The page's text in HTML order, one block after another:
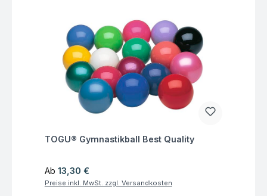
Fragen zum Artikel
TOGU® Gymnastikball Best Quality
Regulärer Preis:
Ab 13,30 €
Preise inkl. MwSt. zzgl. Versandkosten